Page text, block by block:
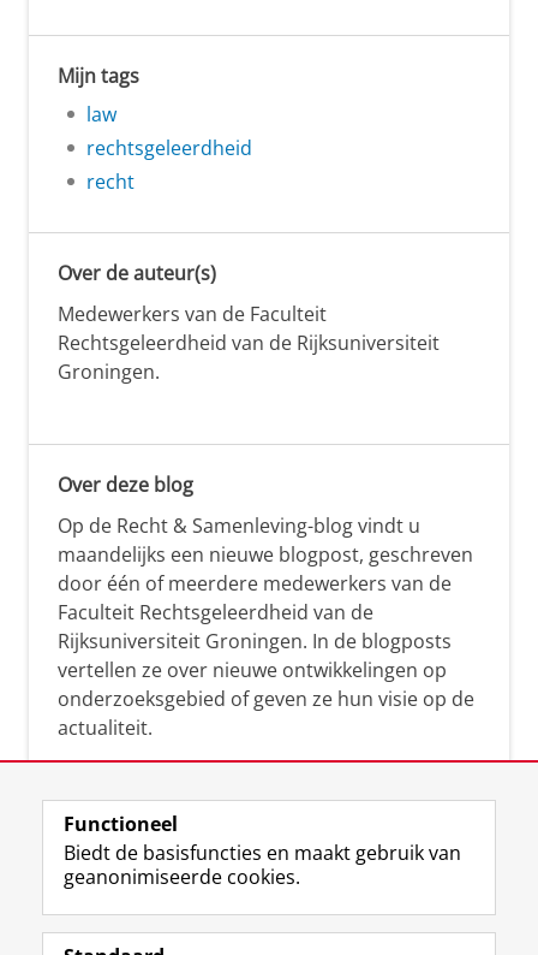
Mijn tags
law
rechtsgeleerdheid
recht
Over de auteur(s)
Medewerkers van de Faculteit
Rechtsgeleerdheid van de Rijksuniversiteit
Groningen.
Over deze blog
Op de Recht & Samenleving-blog vindt u
maandelijks een nieuwe blogpost, geschreven
door één of meerdere medewerkers van de
Faculteit Rechtsgeleerdheid van de
Rijksuniversiteit Groningen. In de blogposts
vertellen ze over nieuwe ontwikkelingen op
onderzoeksgebied of geven ze hun visie op de
actualiteit.
Volg de RUG
F
a
L
i
R
S
I
n
Y
o
Functioneel
Biedt de basisfuncties en maakt gebruik van
geanonimiseerde cookies.